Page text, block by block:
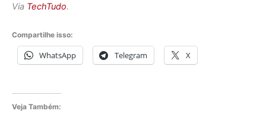
Via TechTudo.
Compartilhe isso:
WhatsApp Telegram X
Veja Também: